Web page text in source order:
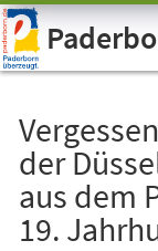
Visuelle
Assistenzsoftware
öffnen.
der
aus dem
19.